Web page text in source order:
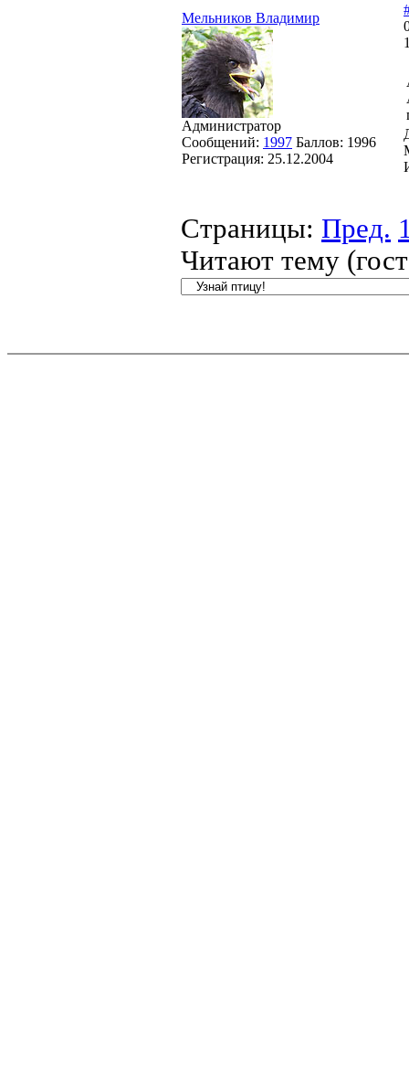
Мельников Владимир
Администратор
Сообщений: 1997 Баллов: 1996
Регистрация: 25.12.2004
Страницы: Пред.
Читают тему